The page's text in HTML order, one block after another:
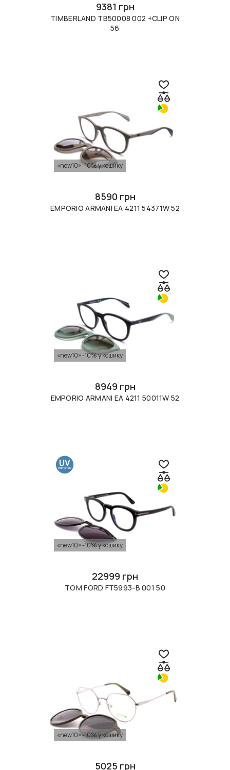
9381 грн
TIMBERLAND TB50008 002 +CLIP ON
56
«new10» -10% у кошику
8590 грн
EMPORIO ARMANI EA 4211 54371W 52
«new10» -10% у кошику
8949 грн
EMPORIO ARMANI EA 4211 50011W 52
«new10» -10% у кошику
22999 грн
TOM FORD FT5993-B 001 50
«new10» -10% у кошику
5025 грн